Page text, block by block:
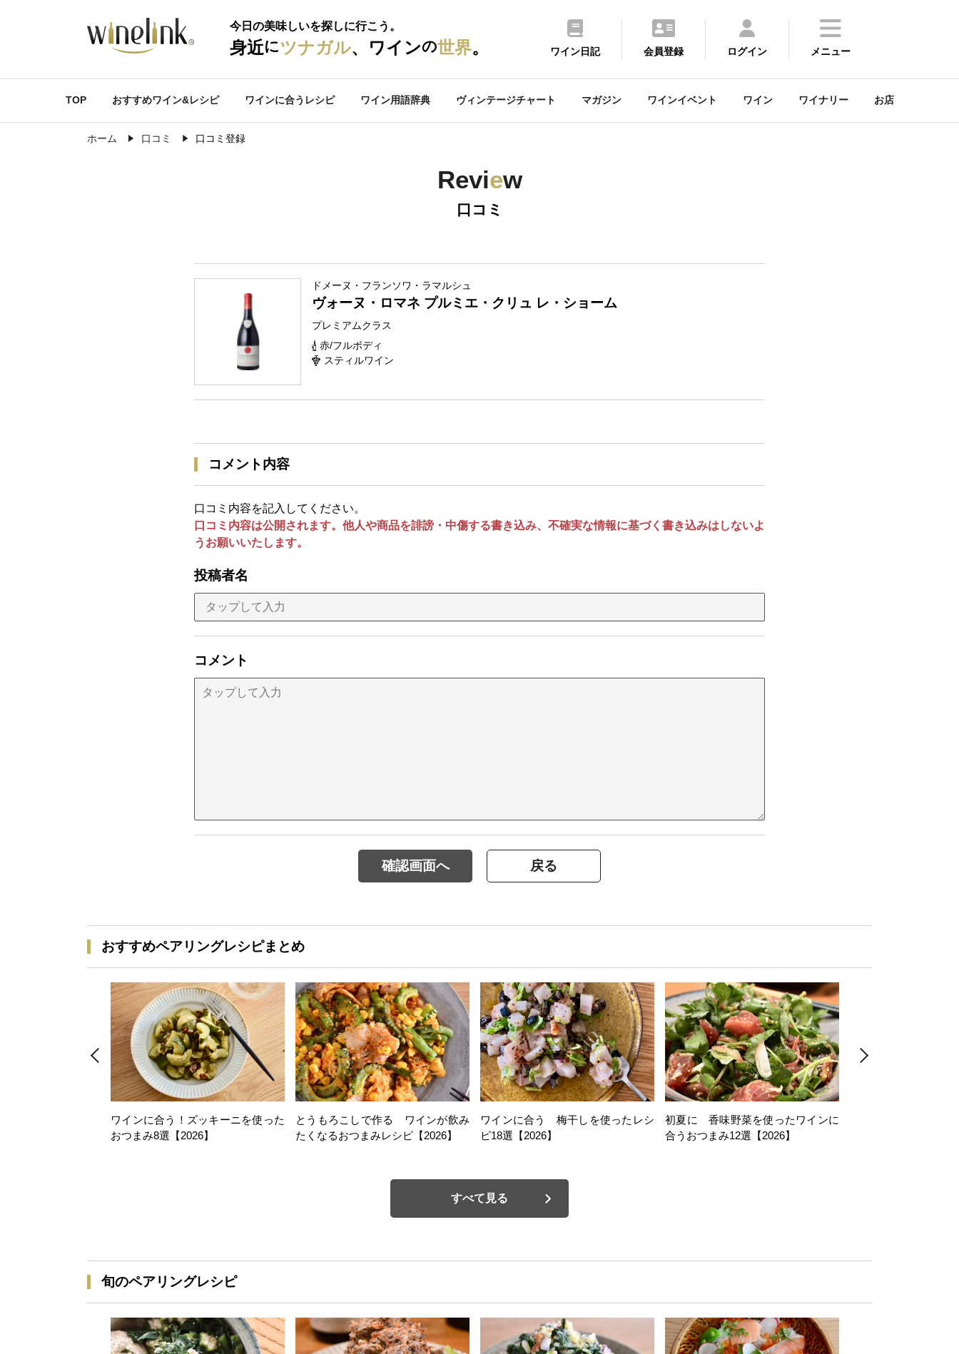
今日の美味しいを探しに行こう。
身近にツナガル、ワインの世界。 ワイン日記 会員登録 ログイン メニュー
TOP おすすめワイン&レシピ ワインに合うレシピ ワイン用語辞典 ヴィンテージチャート マガジン ワインイベント ワイン ワイナリー お店
ホーム 口コミ 口コミ登録
Review
口コミ
ドメーヌ・フランソワ・ラマルシュ
ヴォーヌ・ロマネ プルミエ・クリュ レ・ショーム
プレミアムクラス
赤/フルボディ
スティルワイン
コメント内容
口コミ内容を記入してください。
口コミ内容は公開されます。他人や商品を誹謗・中傷する書き込み、不確実な情報に基づく書き込みはしないよ
うお願いいたします。
投稿者名
コメント
確認画面へ 戻る
おすすめペアリングレシピまとめ
ワインに合う！ズッキーニを使った
おつまみ8選【2026】
とうもろこしで作る ワインが飲み
たくなるおつまみレシピ【2026】
ワインに合う 梅干しを使ったレシ
ピ18選【2026】
初夏に 香味野菜を使ったワインに
合うおつまみ12選【2026】
すべて見る
旬のペアリングレシピ